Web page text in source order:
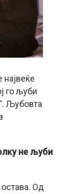
највеќе
го љуби
Љубовта
не љуби
Од